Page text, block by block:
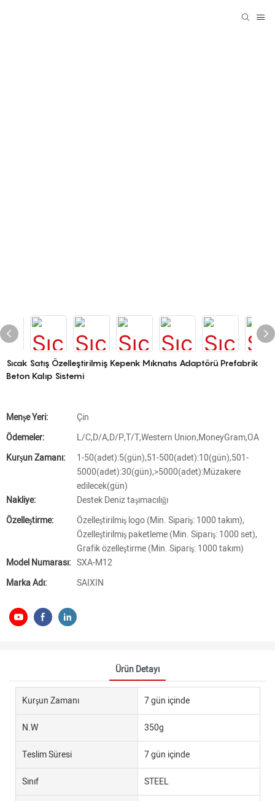
Sıcak Satış Özelleştirilmiş Kepenk Mıknatıs Adaptörü Prefabrik
Beton Kalıp Sistemi
Menşe Yeri:
Çin
Ödemeler:
L/C,D/A,D/P,T/T,Western Union,MoneyGram,OA
Kurşun Zamanı:
1-50(adet):5(gün),51-500(adet):10(gün),501-
5000(adet):30(gün),>5000(adet):Müzakere
edilecek(gün)
Nakliye:
Destek Deniz taşımacılığı
Özelleştirme:
Özelleştirilmiş logo (Min. Sipariş: 1000 takım),
Özelleştirilmiş paketleme (Min. Sipariş: 1000 set),
Grafik özelleştirme (Min. Sipariş: 1000 takım)
Model Numarası: SXA-M12
Marka Adı:
SAIXIN
Ürün Detayı
Kurşun Zamanı 7 gün içinde
N.W 350g
Teslim Süresi 7 gün içinde
Sınıf STEEL